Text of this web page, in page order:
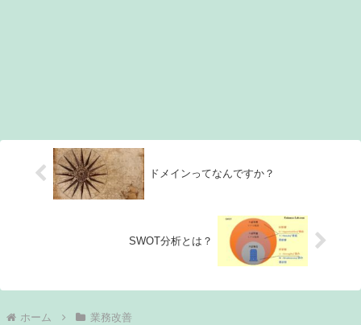
ドメインってなんですか？
SWOT分析とは？
ホーム 業務改善